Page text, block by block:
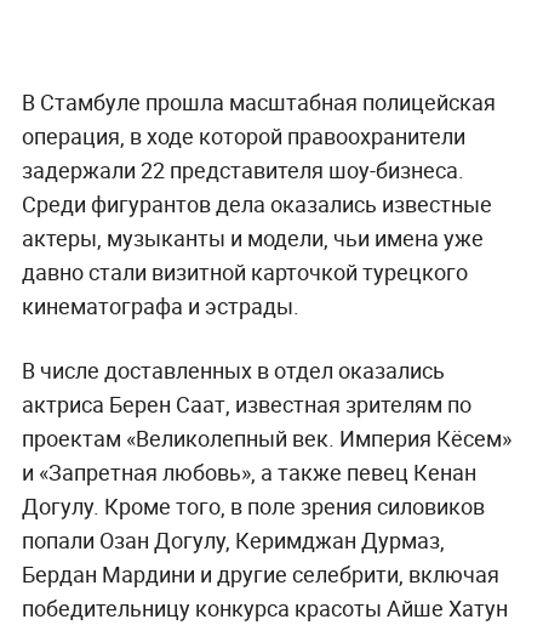
В Стамбуле прошла масштабная полицейская
операция, в ходе которой правоохранители
задержали 22 представителя шоу-бизнеса.
Среди фигурантов дела оказались известные
актеры, музыканты и модели, чьи имена уже
давно стали визитной карточкой турецкого
кинематографа и эстрады.
В числе доставленных в отдел оказались
актриса Берен Саат, известная зрителям по
проектам «Великолепный век. Империя Кёсем»
и «Запретная любовь», а также певец Кенан
Догулу. Кроме того, в поле зрения силовиков
попали Озан Догулу, Керимджан Дурмаз,
Бердан Мардини и другие селебрити, включая
победительницу конкурса красоты Айше Хатун